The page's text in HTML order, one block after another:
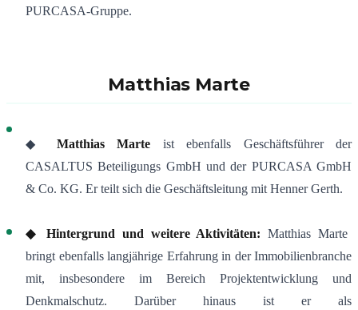
PURCASA-Gruppe.
Matthias Marte
◆ Matthias Marte ist ebenfalls Geschäftsführer der
CASALTUS Beteiligungs GmbH und der PURCASA GmbH
& Co. KG. Er teilt sich die Geschäftsleitung mit Henner Gerth.
◆ Hintergrund und weitere Aktivitäten:Matthias Marte
bringt ebenfalls langjährige Erfahrung in der Immobilienbranche
mit, insbesondere im Bereich Projektentwicklung und
Denkmalschutz. Darüber hinaus ist er als